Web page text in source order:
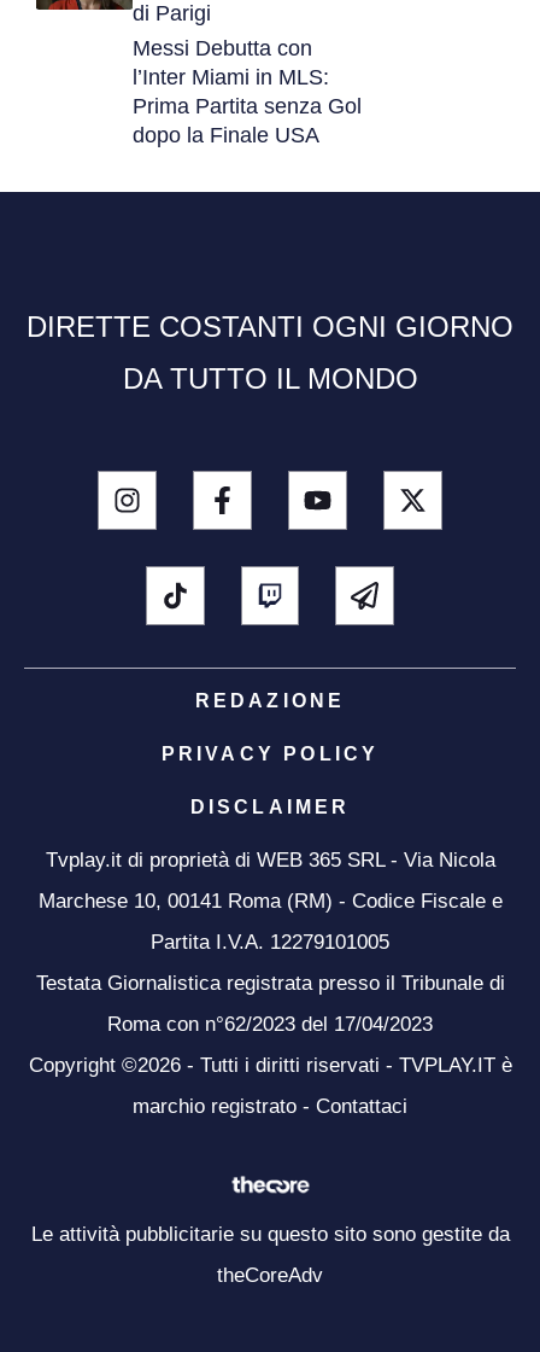
di Parigi
Messi Debutta con
l’Inter Miami in MLS:
Prima Partita senza Gol
dopo la Finale USA
DIRETTE COSTANTI OGNI GIORNO
DA TUTTO IL MONDO
REDAZIONE
PRIVACY POLICY
DISCLAIMER
Tvplay.it di proprietà di WEB 365 SRL - Via Nicola
Marchese 10, 00141 Roma (RM) - Codice Fiscale e
Partita I.V.A. 12279101005
Testata Giornalistica registrata presso il Tribunale di
Roma con n°62/2023 del 17/04/2023
Copyright ©2026 - Tutti i diritti riservati - TVPLAY.IT è
marchio registrato - Contattaci
Le attività pubblicitarie su questo sito sono gestite da
theCoreAdv